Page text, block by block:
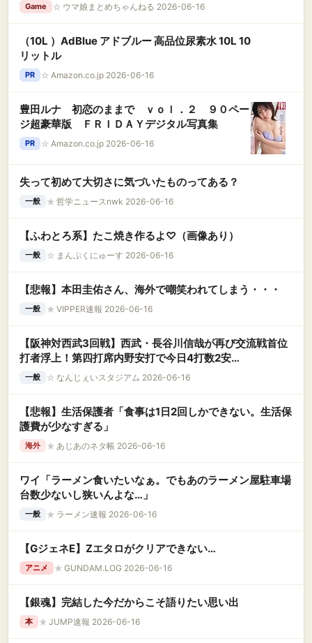
Game ☆ ウマ娘まとめちゃんねる 2026-06-16
（10L ）AdBlue アドブルー 高品位尿素水 10L 10
リットル
PR ☆ Amazon.co.jp 2026-06-16
豊田ルナ 初恋のままで ｖｏｌ．２ ９０ペー
ジ超豪華版 ＦＲＩＤＡＹデジタル写真集
PR ☆ Amazon.co.jp 2026-06-16
失って初めて大切さに気づいたものってある？
一般 ★ 哲学ニュースnwk 2026-06-16
【ふわとろ系】たこ焼き作るよ♡（画像あり）
一般 ☆ まんぷくにゅーす 2026-06-16
【悲報】本田圭佑さん、海外で嘲笑われてしまう・・・
一般 ★ VIPPER速報 2026-06-16
【阪神対西武3回戦】西武・長谷川信哉が再び交流戦首位
打者浮上！第四打席内野安打で今日4打数2安
打！！！！！！
一般 ☆ なんじぇいスタジアム 2026-06-16
【悲報】生活保護者「食事は1日2回しかできない。生活保
護費が少なすぎる」
海外 ★ あじあのネタ帳 2026-06-16
ワイ「ラーメン食いたいなぁ。でもあのラーメン屋駐車場
台数少ないし狭いんよな…」
一般 ★ ラーメン速報 2026-06-16
【GジェネE】Zエタロがクリアできない…
アニメ ★ GUNDAM.LOG 2026-06-16
【銀魂】完結した今だからこそ語りたい思い出
本 ★ JUMP速報 2026-06-16